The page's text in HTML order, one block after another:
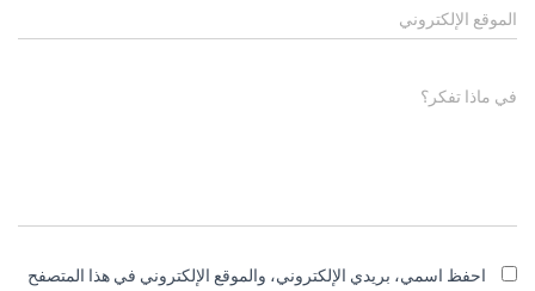
الموقع الإلكتروني
في ماذا تفكر؟
احفظ اسمي، بريدي الإلكتروني، والموقع الإلكتروني في هذا المتصفح